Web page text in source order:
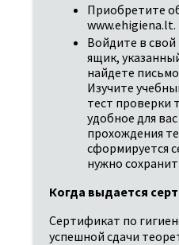
Приобретите
www.ehigiena.lt.
Войдите в
ящик,
найдете
Изучите
тест проверки
удобное для
прохождения
сформируется
нужно
Когда выдается
Сертификат по
успешной сдачи